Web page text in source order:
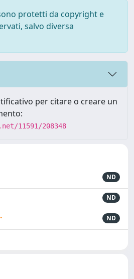
protetti da copyright e
salvo diversa
per citare o creare un
11591/208348
ND
ND
ND